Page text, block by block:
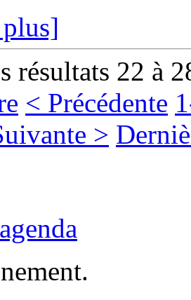
résultats 22 à
< Précédente
>